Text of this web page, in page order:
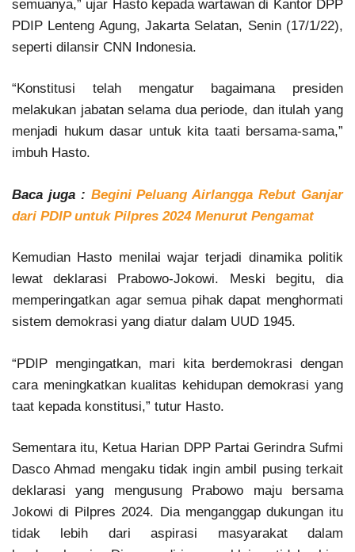
semuanya,” ujar Hasto kepada wartawan di Kantor DPP
PDIP Lenteng Agung, Jakarta Selatan, Senin (17/1/22),
seperti dilansir CNN Indonesia.
“Konstitusi telah mengatur bagaimana presiden
melakukan jabatan selama dua periode, dan itulah yang
menjadi hukum dasar untuk kita taati bersama-sama,”
imbuh Hasto.
Baca juga : Begini Peluang Airlangga Rebut Ganjar
dari PDIP untuk Pilpres 2024 Menurut Pengamat
Kemudian Hasto menilai wajar terjadi dinamika politik
lewat deklarasi Prabowo-Jokowi. Meski begitu, dia
memperingatkan agar semua pihak dapat menghormati
sistem demokrasi yang diatur dalam UUD 1945.
“PDIP mengingatkan, mari kita berdemokrasi dengan
cara meningkatkan kualitas kehidupan demokrasi yang
taat kepada konstitusi,” tutur Hasto.
Sementara itu, Ketua Harian DPP Partai Gerindra Sufmi
Dasco Ahmad mengaku tidak ingin ambil pusing terkait
deklarasi yang mengusung Prabowo maju bersama
Jokowi di Pilpres 2024. Dia menganggap dukungan itu
tidak lebih dari aspirasi masyarakat dalam